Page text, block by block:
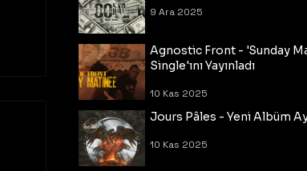
9 Ara 2025
Agnostic Front - 'Sunday
Single'ını Yayınladı
10 Kas 2025
Jours Pâles - Yeni Albüm
10 Kas 2025